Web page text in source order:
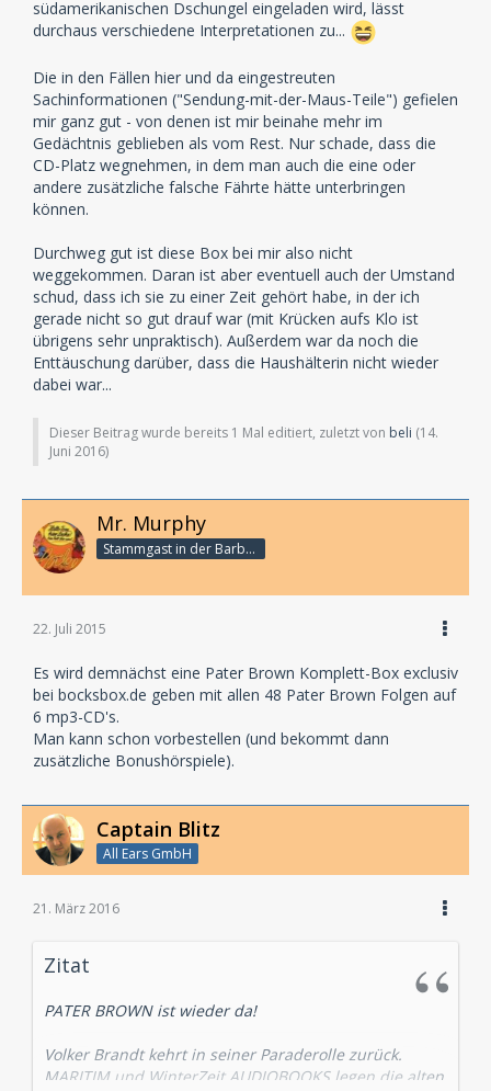
südamerikanischen Dschungel eingeladen wird, lässt
durchaus verschiedene Interpretationen zu...
Die in den Fällen hier und da eingestreuten
Sachinformationen ("Sendung-mit-der-Maus-Teile") gefielen
mir ganz gut - von denen ist mir beinahe mehr im
Gedächtnis geblieben als vom Rest. Nur schade, dass die
CD-Platz wegnehmen, in dem man auch die eine oder
andere zusätzliche falsche Fährte hätte unterbringen
können.
Durchweg gut ist diese Box bei mir also nicht
weggekommen. Daran ist aber eventuell auch der Umstand
schud, dass ich sie zu einer Zeit gehört habe, in der ich
gerade nicht so gut drauf war (mit Krücken aufs Klo ist
übrigens sehr unpraktisch). Außerdem war da noch die
Enttäuschung darüber, dass die Haushälterin nicht wieder
dabei war...
Dieser Beitrag wurde bereits 1 Mal editiert, zuletzt von beli (14.
Juni 2016)
Mr. Murphy
Stammgast in der Barbarabar
22. Juli 2015
Es wird demnächst eine Pater Brown Komplett-Box exclusiv
bei bocksbox.de geben mit allen 48 Pater Brown Folgen auf
6 mp3-CD's.
Man kann schon vorbestellen (und bekommt dann
zusätzliche Bonushörspiele).
Captain Blitz
All Ears GmbH
21. März 2016
Zitat
PATER BROWN ist wieder da!
Volker Brandt kehrt in seiner Paraderolle zurück.
MARITIM und WinterZeit AUDIOBOOKS legen die alten